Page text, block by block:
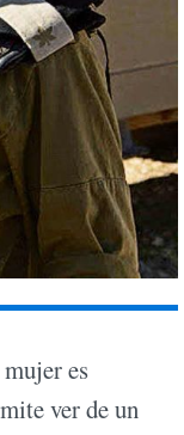
es
ver de un